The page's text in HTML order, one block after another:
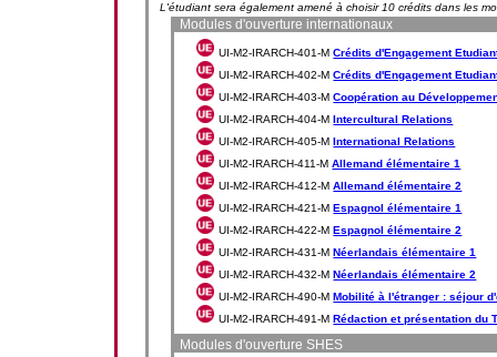
L'étudiant sera également amené à choisir 10 crédits dans les
Modules d'ouverture internationaux
UI-M2-IRARCH-401-MCrédits d'Engagement
UI-M2-IRARCH-402-MCrédits d'Engagement
UI-M2-IRARCH-403-MCoopération au
UI-M2-IRARCH-404-MIntercultural Relations
UI-M2-IRARCH-405-MInternational Relations
UI-M2-IRARCH-411-MAllemand élémentaire 1
UI-M2-IRARCH-412-MAllemand élémentaire 2
UI-M2-IRARCH-421-MEspagnol élémentaire 1
UI-M2-IRARCH-422-MEspagnol élémentaire 2
UI-M2-IRARCH-431-MNéerlandais élémentaire 1
UI-M2-IRARCH-432-MNéerlandais élémentaire 2
UI-M2-IRARCH-490-MMobilité à l'étranger : séjour
UI-M2-IRARCH-491-MRédaction et présentation du
Modules d'ouverture SHES